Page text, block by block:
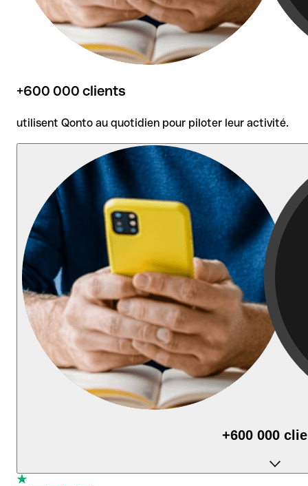
+600 000 clients
utilisent Qonto au quotidien pour piloter leur activité.
+600 000